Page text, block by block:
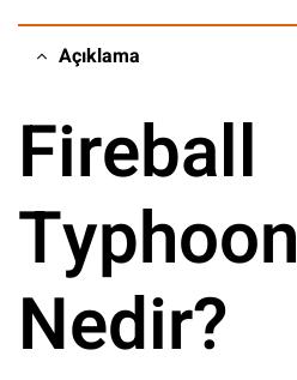
Açıklama
Fireball
Typhoon
Nedir?